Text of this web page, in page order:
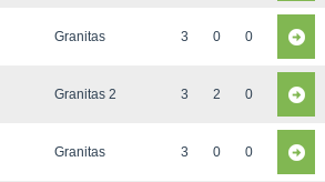
Granitas 3 0 0
Granitas 2 3 2 0
Granitas 3 0 0